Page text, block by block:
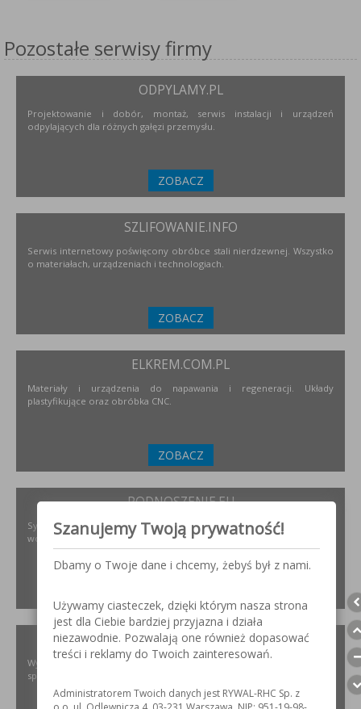
Pozostałe serwisy firmy
ODPYLAMY.PL
Projektowanie i dobór, montaż, serwis instalacji i urządzeń
odpylających dla różnych gałęzi przemysłu.
ZOBACZ
SZLIFOWANIE.INFO
Serwis internetowy poświęcony obróbce stali nierdzewnej. Wszystko
o materiałach, urządzeniach i technologiach.
ZOBACZ
ELKREM.COM.PL
Materiały i urządzenia do napawania i regeneracji. Układy
plastyfikujące oraz obróbka CNC.
ZOBACZ
PODNOSZENIE.EU
Systemy transportu bliskiego, żurawie, żurawików, suwnice,
wciągników oraz wiele innych.
XIRIS.PL
Wysoce wyspecjalizowane kamery spawalnicze do badania jakości
spoin spawalniczych
Szanujemy Twoją prywatność!
Dbamy o Twoje dane i chcemy, żebyś był z nami.
Używamy ciasteczek, dzięki którym nasza strona
jest dla Ciebie bardziej przyjazna i działa
niezawodnie. Pozwalają one również dopasować
treści i reklamy do Twoich zainteresowań.
Administratorem Twoich danych jest RYWAL-RHC Sp. z